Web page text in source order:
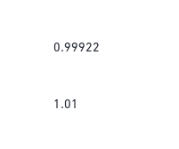
0.99922
1.01